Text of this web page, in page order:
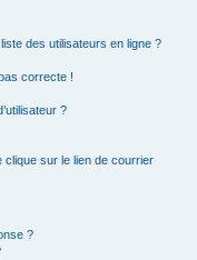
des utilisateurs en ligne ?
correcte !
?
clique sur le lien de courrier
?